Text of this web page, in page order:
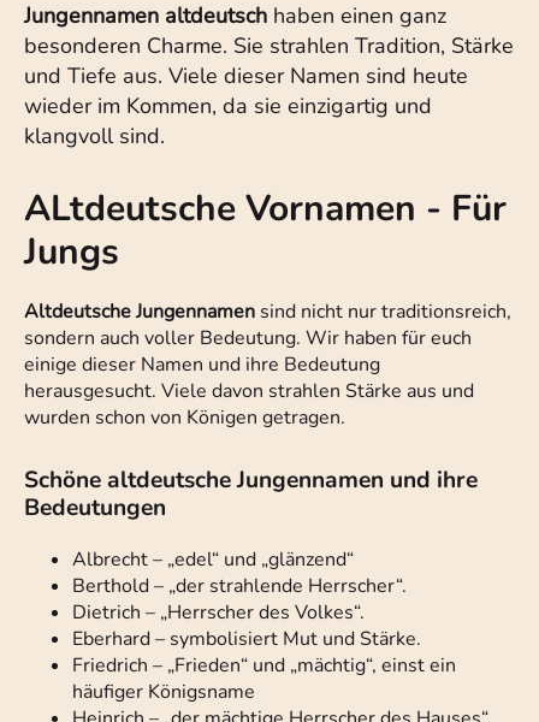
Jungennamen altdeutsch haben einen ganz
besonderen Charme. Sie strahlen Tradition, Stärke
und Tiefe aus. Viele dieser Namen sind heute
wieder im Kommen, da sie einzigartig und
klangvoll sind.
ALtdeutsche Vornamen - Für
Jungs
Altdeutsche Jungennamen sind nicht nur traditionsreich,
sondern auch voller Bedeutung. Wir haben für euch
einige dieser Namen und ihre Bedeutung
herausgesucht. Viele davon strahlen Stärke aus und
wurden schon von Königen getragen.
Schöne altdeutsche Jungennamen und ihre
Bedeutungen
Albrecht – „edel“ und „glänzend“
Berthold – „der strahlende Herrscher“.
Dietrich – „Herrscher des Volkes“.
Eberhard – symbolisiert Mut und Stärke.
Friedrich – „Frieden“ und „mächtig“, einst ein
häufiger Königsname